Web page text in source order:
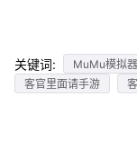
关键词: MuMu模拟器
客官里面请手游